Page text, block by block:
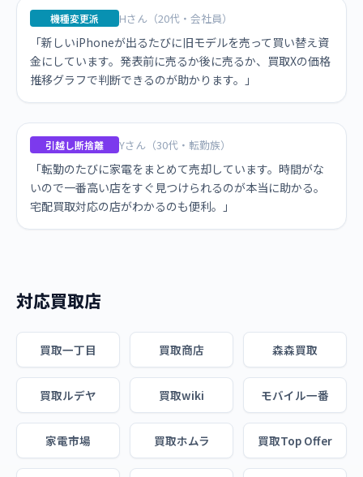
機種変更派 Hさん（20代・会社員）
「新しいiPhoneが出るたびに旧モデルを売って買い替え資
金にしています。発表前に売るか後に売るか、買取Xの価格
推移グラフで判断できるのが助かります。」
引越し断捨離 Yさん（30代・転勤族）
「転勤のたびに家電をまとめて売却しています。時間がな
いので一番高い店をすぐ見つけられるのが本当に助かる。
宅配買取対応の店がわかるのも便利。」
対応買取店
買取一丁目 買取商店 森森買取
買取ルデヤ 買取wiki モバイル一番
家電市場 買取ホムラ 買取Top Offer